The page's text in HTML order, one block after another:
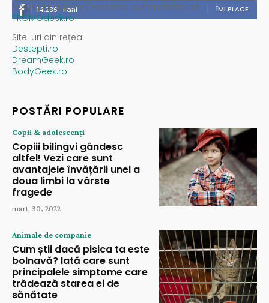
14,235 Fani ÎMI PLACE
Spații publicitare / reclamă administrată de
PROMOdesk.ro
Site-uri din rețea:
Destepti.ro
DreamGeek.ro
BodyGeek.ro
POSTĂRI POPULARE
Copii & adolescenți
Copiii bilingvi gândesc
altfel! Vezi care sunt
avantajele învățării unei a
doua limbi la vârste
fragede
mart. 30, 2022
Animale de companie
Cum știi dacă pisica ta este
bolnavă? Iată care sunt
principalele simptome care
trădează starea ei de
sănătate